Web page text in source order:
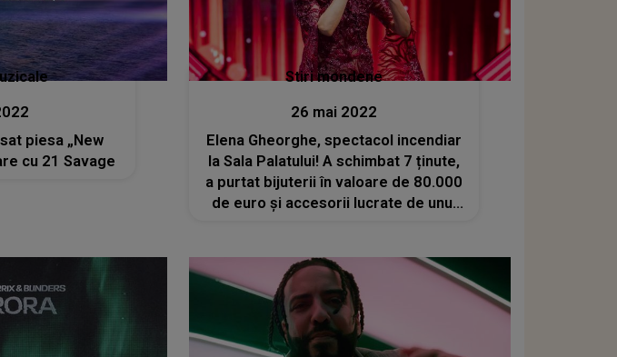
piesa „New
cu 21 Savage
Stiri mondene
26 mai 2022
Elena Gheorghe, spectacol incendiar
la Sala Palatului! A schimbat 7 ținute,
a purtat bijuterii în valoare de 80.000
de euro și accesorii lucrate de unul